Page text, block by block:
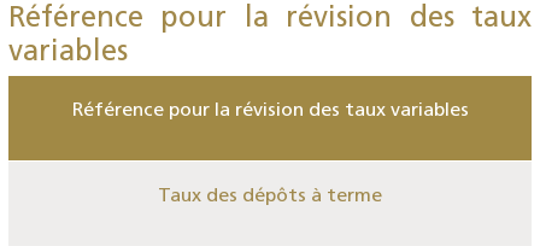
Référence pour la révision des taux
variables
Référence pour la révision des taux variables
Taux des dépôts à terme